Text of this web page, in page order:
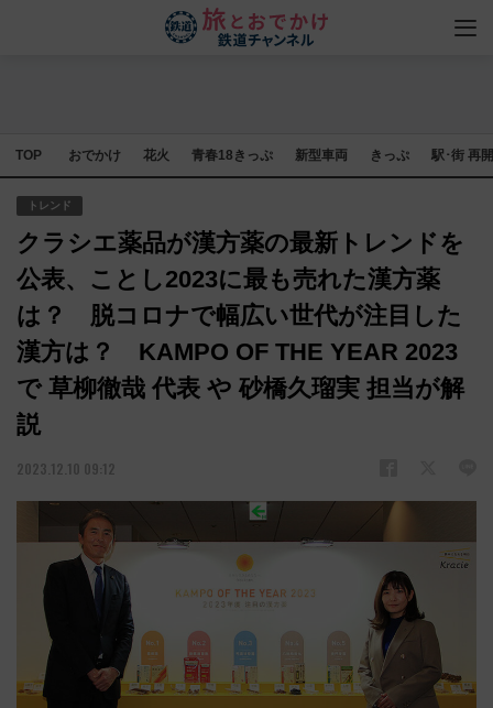
TOP おでかけ 花火 青春18きっぷ 新型車両 きっぷ 駅･街 再
トレンド
クラシエ薬品が漢方薬の最新トレンドを
公表、ことし2023に最も売れた漢方薬
は？ 脱コロナで幅広い世代が注目した
漢方は？ KAMPO OF THE YEAR 2023
で 草柳徹哉 代表 や 砂橋久瑠実 担当が解
説
2023.12.10 09:12